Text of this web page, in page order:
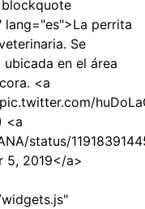
perrita
Se
en el área
<a
<a
status/
5, 2019</a>